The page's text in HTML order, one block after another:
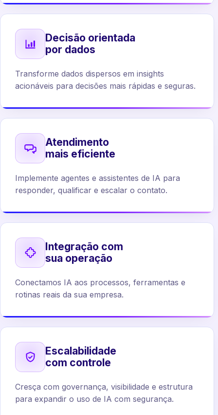
Decisão orientada
por dados
Transforme dados dispersos em insights
acionáveis para decisões mais rápidas e seguras.
Atendimento
mais eficiente
Implemente agentes e assistentes de IA para
responder, qualificar e escalar o contato.
Integração com
sua operação
Conectamos IA aos processos, ferramentas e
rotinas reais da sua empresa.
Escalabilidade
com controle
Cresça com governança, visibilidade e estrutura
para expandir o uso de IA com segurança.